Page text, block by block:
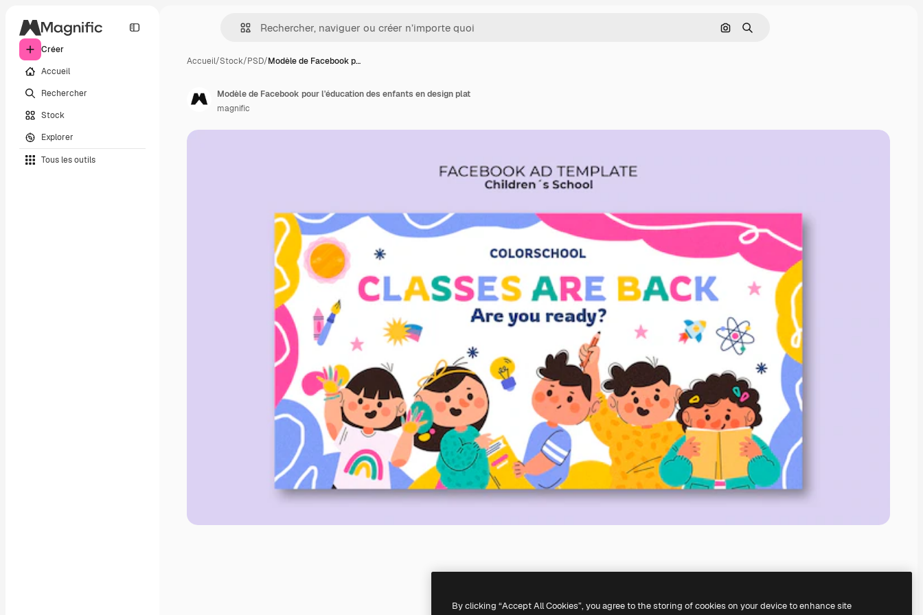
Créer
Accueil
Rechercher
Stock
Explorer
Tous les outils
Rechercher par image
Rechercher
Accueil/Stock/PSD/Modèle de Facebook p…
Modèle de Facebook pour l'éducation des enfants en design plat
magnific
By clicking “Accept All Cookies”, you agree to the storing of cookies on your device to enhance site